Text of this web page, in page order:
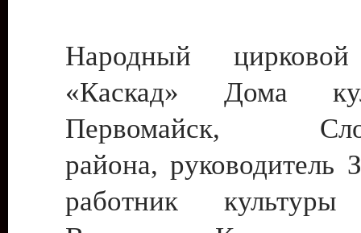
Народный цирковой
«Каскад» Дома
Первомайск,
района, руководитель
работник культуры